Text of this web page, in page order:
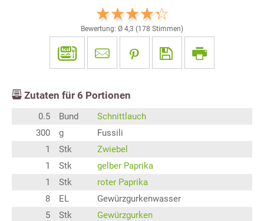
Bewertung: Ø 4,3 (178 Stimmen)
Zutaten für 6 Portionen
0.5 Bund
Schnittlauch
300
g
Fussili
1
Stk
Zwiebel
1
Stk
gelber Paprika
1
Stk
roter Paprika
8
EL
Gewürzgurkenwasser
5
Stk
Gewürzgurken